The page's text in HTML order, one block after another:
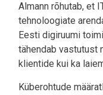
Almann rõhutab, et
tehnoloogiate
Eesti digiruumi
tähendab vastutust
klientide kui ka
Küberohtude